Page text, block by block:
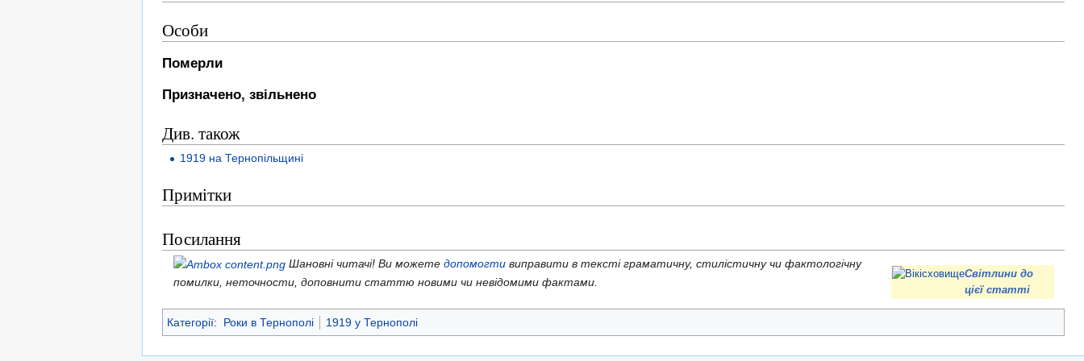
Особи
Померли
Призначено, звільнено
Див. також
1919 на Тернопільщині
Примітки
Посилання
Світлини до
цієї статті
Шановні читачі! Ви можете допомогти виправити в тексті граматичну, стилістичну чи фактологічну
помилки, неточности, доповнити статтю новими чи невідомими фактами.
Категорії: Роки в Тернополі 1919 у Тернополі